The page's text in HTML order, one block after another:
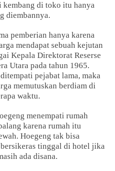
di toko itu hanya
diembannya.
pemberian hanya karena
mendapat sebuah kejutan
Kepala Direktorat Reserse
Utara pada tahun 1965.
pejabat lama, maka
memutuskan berdiam di
waktu.
menempati rumah
karena rumah itu
Hoegeng tak bisa
tinggal di hotel jika
ada disana.